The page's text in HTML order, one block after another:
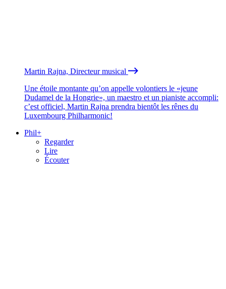
Martin Rajna, Directeur musical
Une étoile montante qu’on appelle volontiers le «jeune
Dudamel de la Hongrie», un maestro et un pianiste accompli:
c’est officiel, Martin Rajna prendra bientôt les rênes du
Luxembourg Philharmonic!
Phil+
Regarder
Lire
Écouter